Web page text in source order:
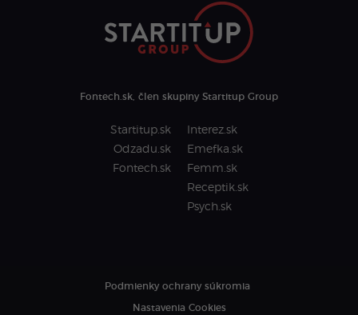
Fontech.sk, člen skupiny Startitup Group
Startitup.sk
Odzadu.sk
Fontech.sk
Interez.sk
Emefka.sk
Femm.sk
Receptik.sk
Psych.sk
Podmienky ochrany súkromia
Nastavenia Cookies